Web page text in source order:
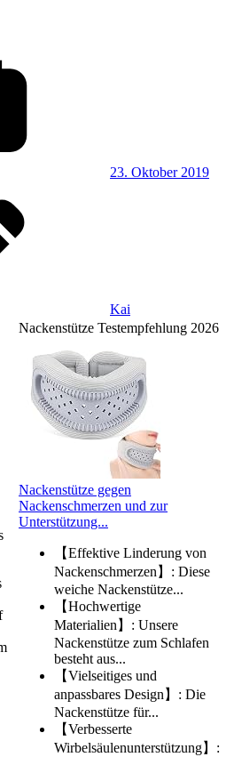
23. Oktober 2019
Kai
Nackenstütze Testempfehlung 2026
Nackenstütze gegen
Nackenschmerzen und zur
Unterstützung...
【Effektive Linderung von
Nackenschmerzen】: Diese
weiche Nackenstütze...
【Hochwertige
Materialien】: Unsere
Nackenstütze zum Schlafen
besteht aus...
【Vielseitiges und
anpassbares Design】: Die
Nackenstütze für...
【Verbesserte
Wirbelsäulenunterstützung】: